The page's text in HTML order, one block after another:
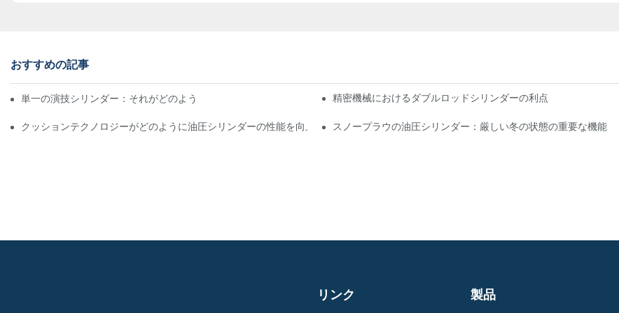
おすすめの記事
単一の演技シリンダー：それがどのように機能するか&一般的なアプリケーション精密機械におけるダブルロッドシリンダーの利点
クッションテクノロジーがどのように油圧シリンダーの性能を向上させるかスノープラウの油圧シリンダー：厳しい冬の状態の重要な機能
リンク 製品